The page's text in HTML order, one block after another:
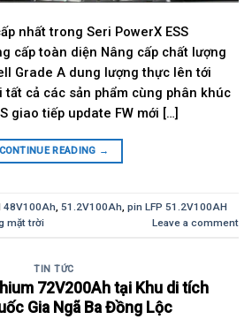
nhất trong Seri PowerX ESS
cấp toàn diện Nâng cấp chất lượng
Grade A dung lượng thực lên tới
tất cả các sản phẩm cùng phân khúc
giao tiếp update FW mới […]
CONTINUE READING →
48V100Ah 51.2V100Ah pin LFP 51.2V100AH
mặt trời Leave a comment
TIN TỨC
72V200Ah tại Khu di tích
Gia Ngã Ba Đồng Lộc